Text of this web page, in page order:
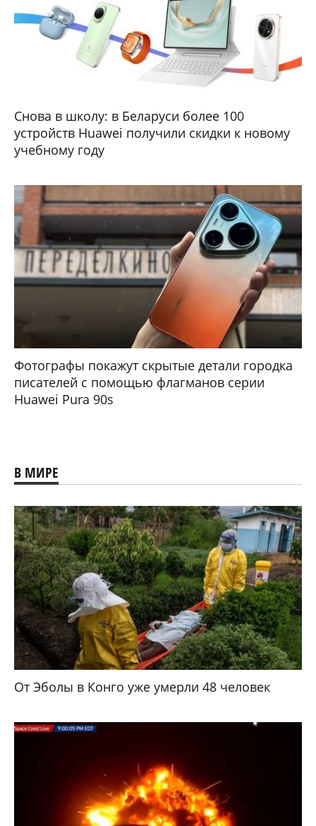
Снова в школу: в Беларуси более 100
устройств Huawei получили скидки к новому
учебному году
Фотографы покажут скрытые детали городка
писателей с помощью флагманов серии
Huawei Pura 90s
В МИРЕ
От Эболы в Конго уже умерли 48 человек